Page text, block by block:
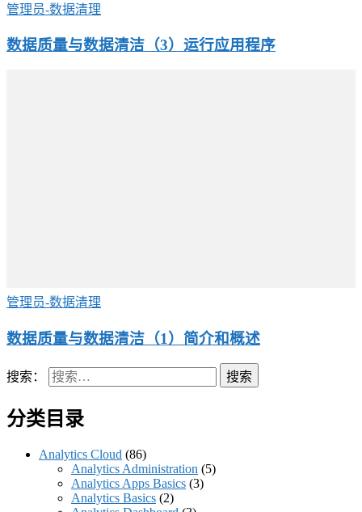
管理员-数据清理
数据质量与数据清洁（3）运行应用程序
管理员-数据清理
数据质量与数据清洁（1）简介和概述
搜索：
分类目录
Analytics Cloud (86)
Analytics Administration (5)
Analytics Apps Basics (3)
Analytics Basics (2)